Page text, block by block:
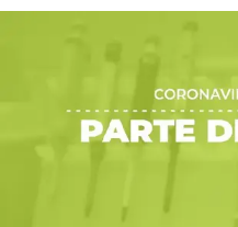
Invertí en Río Negro
Transparencia